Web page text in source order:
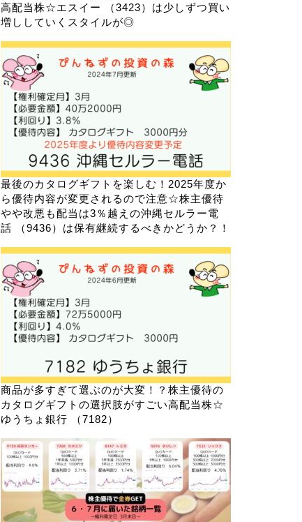
高配当株☆エスイー （3423）は少しずつ買い
増ししていくスタイルが◎
最後のカタログギフトを楽しむ！2025年度か
ら優待内容が変更されるので注意☆株主優待
やや改悪も配当は3％越えの沖縄セルラー電
話 （9436）は保有継続するべきかどうか？！
商品が多すぎて選ぶのが大変！？株主優待の
カタログギフトの選択肢がすごい高配当株☆
ゆうちょ銀行 （7182）